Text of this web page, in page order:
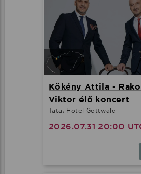
Kökény Attila -
Viktor élő koncert
Tata, Hotel Gottwald
2026.07.31 20:00